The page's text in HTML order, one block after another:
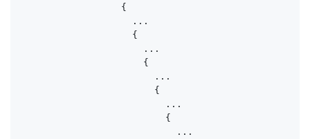
                  {
                    ...
                    {
                      ...
                      {
                        ...
                        {
                          ...
                          {
                            ...